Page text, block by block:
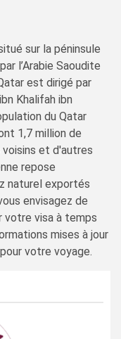
sur la péninsule
l’Arabie Saoudite
est dirigé par
Khalifah ibn
du Qatar
1,7 million de
et d'autres
repose
naturel exportés
envisagez de
votre visa à temps
mises à jour
votre voyage.